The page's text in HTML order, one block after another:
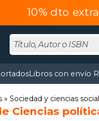
10% dto
Libros con envío
Sociedad y ciencias
Ciencias